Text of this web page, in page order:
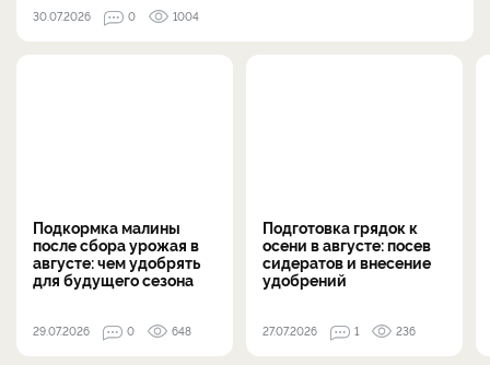
30.07.2026 0 1004
Подкормка малины
после сбора урожая в
августе: чем удобрять
для будущего сезона
29.07.2026 0 648
Подготовка грядок к
осени в августе: посев
сидератов и внесение
удобрений
27.07.2026 1 236